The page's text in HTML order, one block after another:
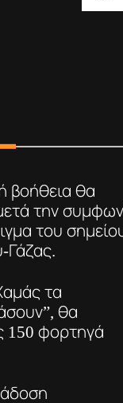
βοήθεια θα
την
του
Γάζας.
τα
θα
150 φορτηγά